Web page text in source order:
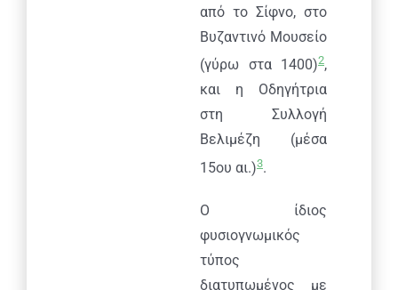
από το Σίφνο, στο
Βυζαντινό Μουσείο
(γύρω στα 1400)2,
και η Οδηγήτρια
στη Συλλογή
Βελιμέζη (μέσα
15ου αι.)3.
Ο ίδιος
φυσιογνωμικός
τύπος
διατυπωμένος με